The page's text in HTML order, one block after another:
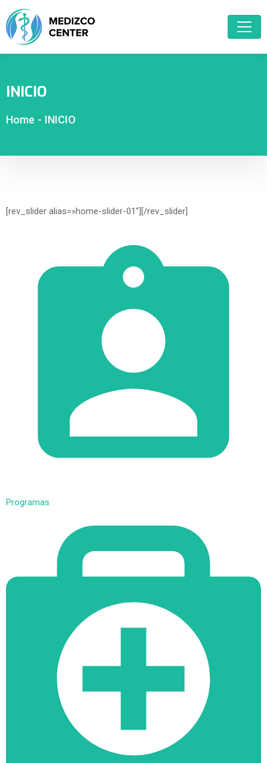
INICIO
Home - INICIO
[rev_slider alias=»home-slider-01″][/rev_slider]
Programas